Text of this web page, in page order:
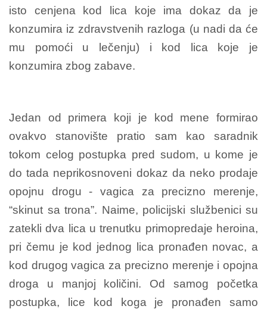
isto cenjena kod lica koje ima dokaz da je
konzumira iz zdravstvenih razloga (u nadi da će
mu pomoći u lečenju) i kod lica koje je
konzumira zbog zabave.
Jedan od primera koji je kod mene formirao
ovakvo stanovište pratio sam kao saradnik
tokom celog postupka pred sudom, u kome je
do tada neprikosnoveni dokaz da neko prodaje
opojnu drogu - vagica za precizno merenje,
“skinut sa trona”. Naime, policijski službenici su
zatekli dva lica u trenutku primopredaje heroina,
pri čemu je kod jednog lica pronađen novac, a
kod drugog vagica za precizno merenje i opojna
droga u manjoj količini. Od samog početka
postupka, lice kod koga je pronađen samo